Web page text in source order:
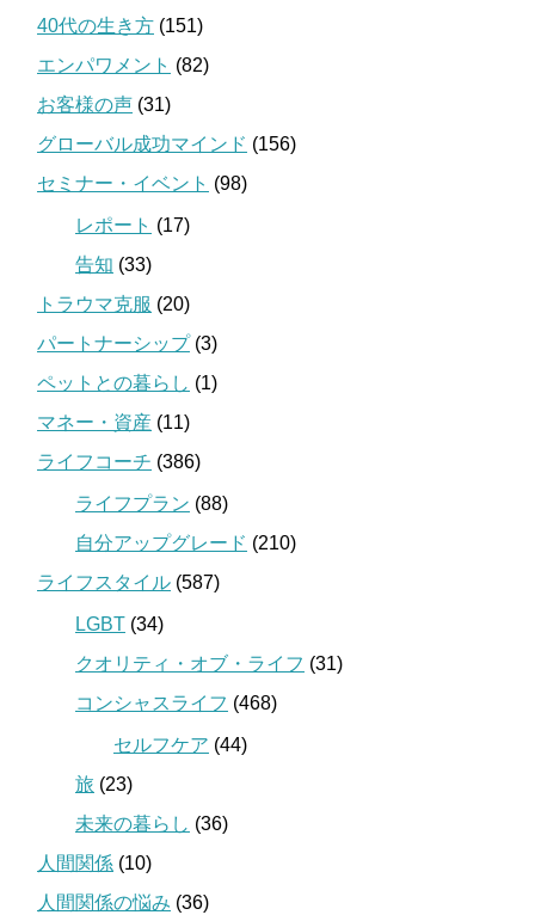
40代の生き方 (151)
エンパワメント (82)
お客様の声 (31)
グローバル成功マインド (156)
セミナー・イベント (98)
レポート (17)
告知 (33)
トラウマ克服 (20)
パートナーシップ (3)
ペットとの暮らし (1)
マネー・資産 (11)
ライフコーチ (386)
ライフプラン (88)
自分アップグレード (210)
ライフスタイル (587)
LGBT (34)
クオリティ・オブ・ライフ (31)
コンシャスライフ (468)
セルフケア (44)
旅 (23)
未来の暮らし (36)
人間関係 (10)
人間関係の悩み (36)